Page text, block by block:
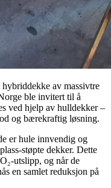
av massivtre
ble invitert til å
ved hjelp av hulldekker –
og bærekraftig løsning.
er hule innvendig og
støpte dekker. Dette
utslipp, og når de
en samlet reduksjon på